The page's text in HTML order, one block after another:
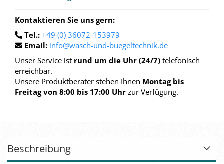
Kontaktieren Sie uns gern:
Tel.: +49 (0) 36072-153979
Email: info@wasch-und-buegeltechnik.de
Unser Service ist rund um die Uhr (24/7) telefonisch
erreichbar.
Unsere Produktberater stehen Ihnen Montag bis
Freitag von 8:00 bis 17:00 Uhr zur Verfügung.
Beschreibung